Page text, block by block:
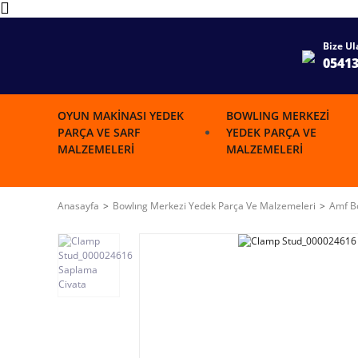
Bize
OYUN MAKINASI YEDEK
PARÇA VE SARF
MALZEMELERI
BOWLING MERKEZI
YEDEK PARÇA VE
MALZEMELERI
Anasayfa Bowlıng Merkezi Yedek Parça Ve Malzemeleri Amf